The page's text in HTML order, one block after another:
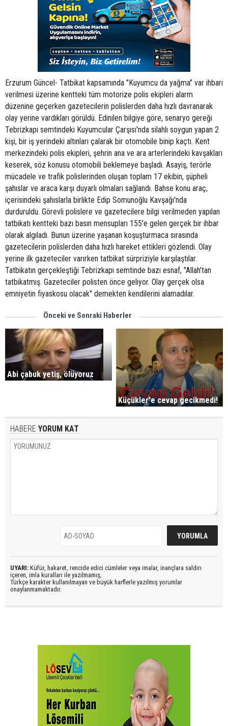
Erzurum Güncel- Tatbikat kapsamında "Kuyumcu da yağma" var ihbarı
verilmesi üzerine kentteki tüm motorize polis ekipleri alarm
düzenine geçerken gazetecilerin polislerden daha hızlı davranarak
olay yerine vardıkları görüldü. Edinilen bilgiye göre, senaryo gereği
Tebrizkapı semtindeki Kuyumcular Çarşısı'nda silahlı soygun yapan 2
kişi, bir iş yerindeki altınları çalarak bir otomobile binip kaçtı. Kent
merkezindeki polis ekipleri, şehrin ana ve ara arterlerindeki kavşakları
keserek, söz konusu otomobili beklemeye başladı. Asayiş, terörle
mücadele ve trafik polislerinden oluşan toplam 17 ekibin, şüpheli
şahıslar ve araca karşı duyarlı olmaları sağlandı. Bahse konu araç,
içerisindeki şahıslarla birlikte Edip Somunoğlu Kavşağı'nda
durduruldu. Görevli polislere ve gazetecilere bilgi verilmeden yapılan
tatbikatı kentteki bazı basın mensupları 155'e gelen gerçek bir ihbar
olarak algıladı. Bunun üzerine yaşanan koşuşturmaca sırasında
gazetecilerin polislerden daha hızlı hareket ettikleri gözlendi. Olay
yerine ilk gazeteciler varırken tatbikat sürpriziyle karşılaştılar.
Tatbikatın gerçekleştiği Tebrizkapı semtinde bazı esnaf, "Allah'tan
tatbikatmış. Gazeteciler polisten önce geliyor. Olay gerçek olsa
emniyetin fiyaskosu olacak" demekten kendilerini alamadılar.
Önceki ve Sonraki Haberler
Abi çabuk yetiş, ölüyoruz
Küçükler'e cevap gecikmedi!
HABERE YORUM KAT
UYARI: Küfür, hakaret, rencide edici cümleler veya imalar, inançlara saldırı
içeren, imla kuralları ile yazılmamış,
Türkçe karakter kullanılmayan ve büyük harflerle yazılmış yorumlar
onaylanmamaktadır.